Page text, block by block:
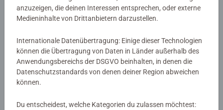
Verfasse eine Bewertung
Richtlinien für Bewertungen
anzuzeigen, die deinen Interessen entsprechen, oder externe
Medieninhalte von Drittanbietern darzustellen.
Internationale Datenübertragung: Einige dieser Technologien
können die Übertragung von Daten in Länder außerhalb des
Anwendungsbereichs der DSGVO beinhalten, in denen die
Datenschutzstandards von denen deiner Region abweichen
können.
Du entscheidest, welche Kategorien du zulassen möchtest: